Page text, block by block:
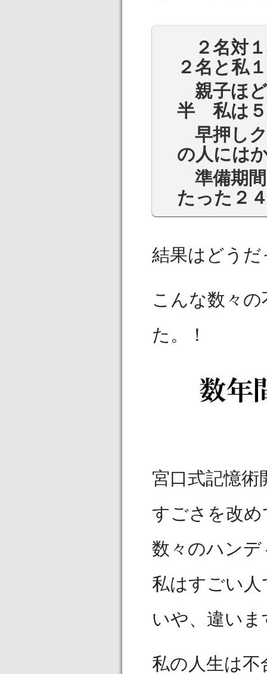
２名
２名と私
親子ほ
半 私は５
早押
の人には
準備
たった２
結果はどう
こんな数々
た。！
宮口式記憶術
すごさを改
数々のハン
私はすごい
いや、違いま
私の人生は